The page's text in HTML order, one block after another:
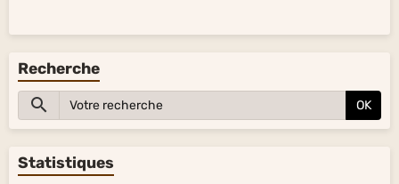
Recherche
OK
Statistiques